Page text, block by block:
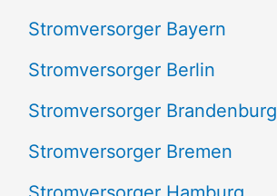
h
:
Stromversorger Bayern
Stromversorger Berlin
Stromversorger Brandenburg
Stromversorger Bremen